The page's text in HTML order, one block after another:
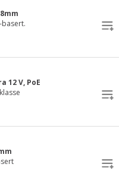
basert.
12 V, PoE